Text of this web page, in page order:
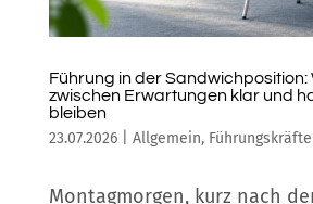
Führung in der Sandwichposition:
zwischen Erwartungen klar und
bleiben
23.07.2026| Allgemein, Führungskräfte
Montagmorgen, kurz nach